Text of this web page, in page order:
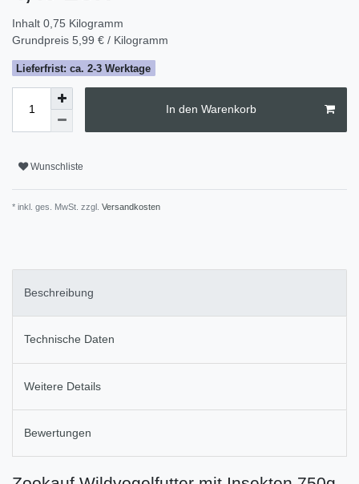
Inhalt 0,75 Kilogramm
Grundpreis 5,99 € / Kilogramm
Lieferfrist: ca. 2-3 Werktage
In den Warenkorb
Wunschliste
* inkl. ges. MwSt. zzgl. Versandkosten
Beschreibung
Technische Daten
Weitere Details
Bewertungen